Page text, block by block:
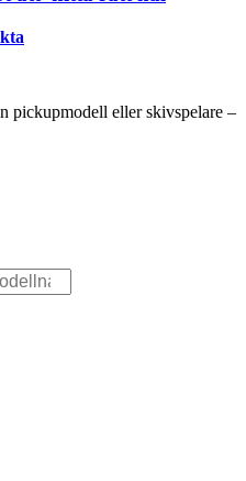
pickupmodell eller skivspelare –